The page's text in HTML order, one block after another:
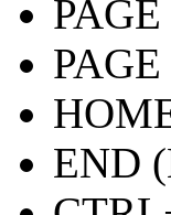
END